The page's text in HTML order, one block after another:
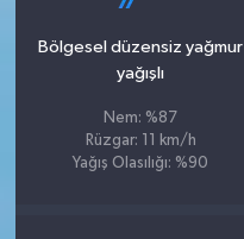
Bölgesel düzensiz yağmur
yağışlı
Nem: %87
Rüzgar: 11 km/h
Yağış Olasılığı: %90